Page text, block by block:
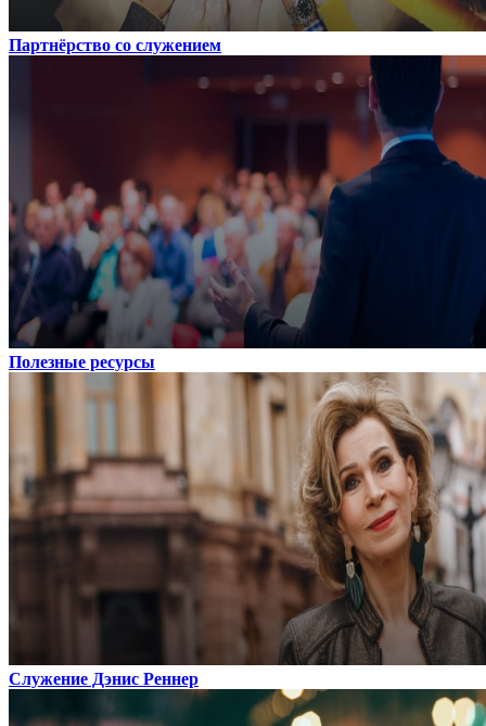
Партнёрство со служением
Полезные ресурсы
Служение Дэнис Реннер